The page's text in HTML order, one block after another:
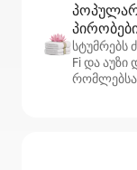
სტუმრებს
Fi და